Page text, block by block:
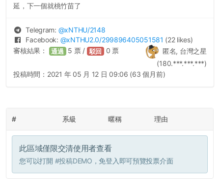
延，下一個就桃竹苗了
Telegram: @xNTHU/2148
Facebook: @xNTHU2.0/299896405051581 (22 likes)
匿名, 台灣之星
(180.***.***.***)
審核結果： 通過 5 票 / 駁回 0 票
投稿時間： 2021 年 05 月 12 日 09:06 (63 個月前)
# 系級 暱稱 理由
此區域僅限交清使用者查看
您可以打開 #投稿DEMO ，免登入即可預覽投票介面